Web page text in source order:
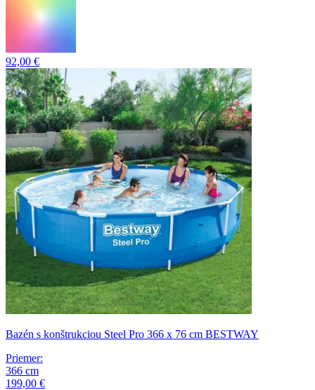
92,00 €
Bazén s konštrukciou Steel Pro 366 x 76 cm BESTWAY
Priemer:
366 cm
199,00 €